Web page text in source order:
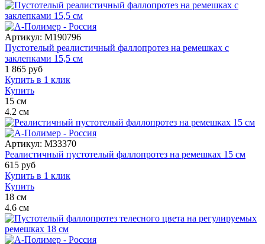
Артикул: M190796
Пустотелый реалистичный фаллопротез на ремешках с
заклепками 15,5 см
1 865 руб
Купить в 1 клик
Купить
15 см
4.2 см
Артикул: M33370
Реалистичный пустотелый фаллопротез на ремешках 15 см
615 руб
Купить в 1 клик
Купить
18 см
4.6 см